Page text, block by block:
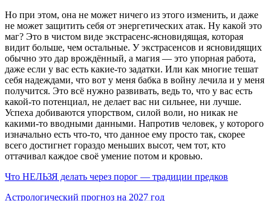
Но при этом, она не может ничего из этого изменить, и даже
не может защитить себя от энергетических атак. Ну какой это
маг? Это в чистом виде экстрасенс-ясновидящая, которая
видит больше, чем остальные. У экстрасенсов и ясновидящих
обычно это дар врождённый, а магия — это упорная работа,
даже если у вас есть какие-то задатки. Или как многие тешат
себя надеждами, что вот у меня бабка в войну лечила и у меня
получится. Это всё нужно развивать, ведь то, что у вас есть
какой-то потенциал, не делает вас ни сильнее, ни лучше.
Успеха добиваются упорством, силой воли, но никак не
какими-то вводными данными. Напротив человек, у которого
изначально есть что-то, что данное ему просто так, скорее
всего достигнет гораздо меньших высот, чем тот, кто
оттачивал каждое своё умение потом и кровью.
Что НЕЛЬЗЯ делать через порог — традиции предков
Астрологический прогноз на 2027 год